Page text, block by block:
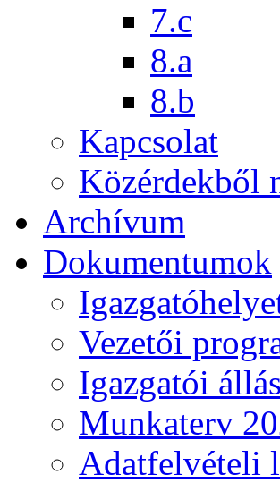
7.c
8.a
8.b
Kapcsolat
Közérdekből
Archívum
Dokumentumok
Vezetői
Igazgatói
Munkaterv
Adatfelvételi